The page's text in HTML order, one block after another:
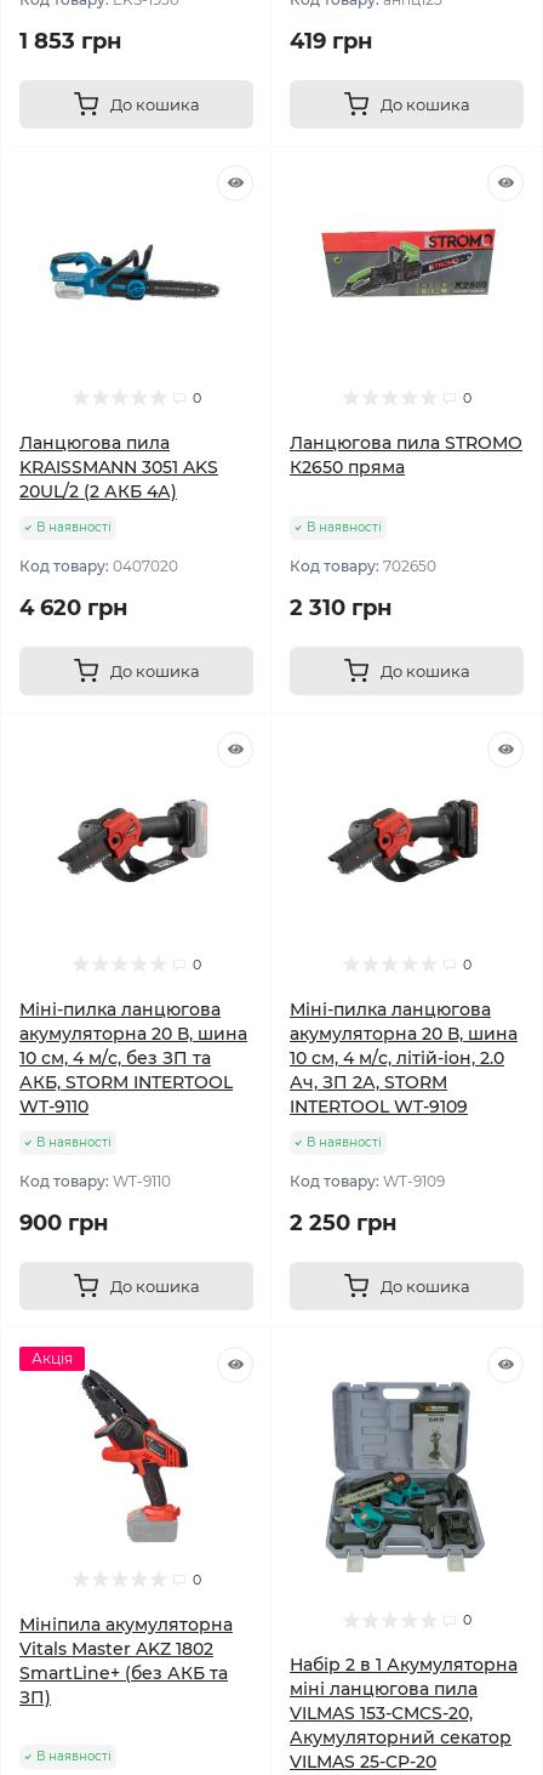
1 853 грн
До кошика
419 грн
До кошика
0
Ланцюгова пила
KRAISSMANN 3051 AKS
20UL/2 (2 АКБ 4А)
В наявності
Код товару: 0407020
4 620 грн
До кошика
0
Ланцюгова пила STROMO
К2650 пряма
В наявності
Код товару: 702650
2 310 грн
До кошика
0
Міні-пилка ланцюгова
акумуляторна 20 В, шина
10 см, 4 м/с, без ЗП та
АКБ, STORM INTERTOOL
WT-9110
В наявності
Код товару: WT-9110
900 грн
До кошика
0
Міні-пилка ланцюгова
акумуляторна 20 В, шина
10 см, 4 м/с, літій-іон, 2.0
Ач, ЗП 2А, STORM
INTERTOOL WT-9109
В наявності
Код товару: WT-9109
2 250 грн
До кошика
Акція
0
Мініпила акумуляторна
Vitals Master AKZ 1802
SmartLine+ (без АКБ та
ЗП)
В наявності
0
Набір 2 в 1 Акумуляторна
міні ланцюгова пила
VILMAS 153-CMCS-20,
Акумуляторний секатор
VILMAS 25-CP-20